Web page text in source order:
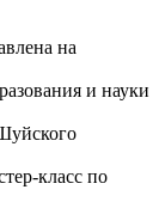
на
и науки
класс по